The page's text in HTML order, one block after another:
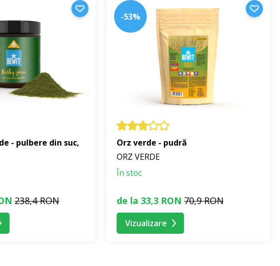
- pulbere din suc,
238,4 RON
-53%
Orz verde - pudră
ORZ VERDE
În stoc
de la 33,3 RON 70,9 RON
Vizualizare